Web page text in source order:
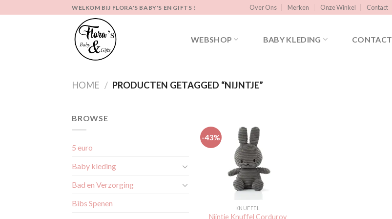
naar
WELKOM BIJ FLORA'S BABY'S EN GIFTS ! Over Ons Merken Onze Winkel Contact
WEBSHOP BABY KLEDING CONTACT
HOME / PRODUCTEN GETAGGED “NIJNTJE”
BROWSE
5 euro
Baby kleding
Bad en Verzorging
Bibs Spenen
-43%
Toevoegen
verlanglijst
KNUFFEL
Nijntje Knuffel Corduroy